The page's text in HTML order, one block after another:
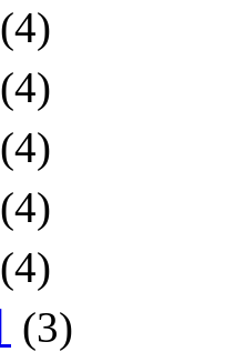
(4)
(4)
(4)
(4)
(4)
(3)